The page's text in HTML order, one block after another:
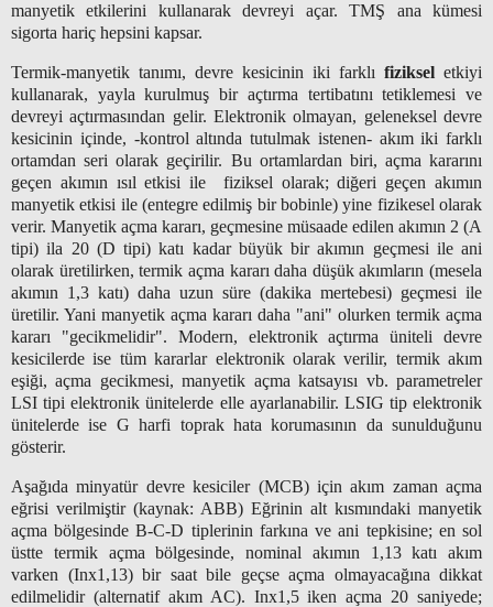
manyetik etkilerini kullanarak devreyi açar. TMŞ ana kümesi
sigorta hariç hepsini kapsar.
Termik-manyetik tanımı, devre kesicinin iki farklı fiziksel etkiyi
kullanarak, yayla kurulmuş bir açtırma tertibatını tetiklemesi ve
devreyi açtırmasından gelir. Elektronik olmayan, geleneksel devre
kesicinin içinde, -kontrol altında tutulmak istenen- akım iki farklı
ortamdan seri olarak geçirilir. Bu ortamlardan biri, açma kararını
geçen akımın ısıl etkisi ile fiziksel olarak; diğeri geçen akımın
manyetik etkisi ile (entegre edilmiş bir bobinle) yine fizikesel olarak
verir. Manyetik açma kararı, geçmesine müsaade edilen akımın 2 (A
tipi) ila 20 (D tipi) katı kadar büyük bir akımın geçmesi ile ani
olarak üretilirken, termik açma kararı daha düşük akımların (mesela
akımın 1,3 katı) daha uzun süre (dakika mertebesi) geçmesi ile
üretilir. Yani manyetik açma kararı daha "ani" olurken termik açma
kararı "gecikmelidir". Modern, elektronik açtırma üniteli devre
kesicilerde ise tüm kararlar elektronik olarak verilir, termik akım
eşiği, açma gecikmesi, manyetik açma katsayısı vb. parametreler
LSI tipi elektronik ünitelerde elle ayarlanabilir. LSIG tip elektronik
ünitelerde ise G harfi toprak hata korumasının da sunulduğunu
gösterir.
Aşağıda minyatür devre kesiciler (MCB) için akım zaman açma
eğrisi verilmiştir (kaynak: ABB) Eğrinin alt kısmındaki manyetik
açma bölgesinde B-C-D tiplerinin farkına ve ani tepkisine; en sol
üstte termik açma bölgesinde, nominal akımın 1,13 katı akım
varken (Inx1,13) bir saat bile geçse açma olmayacağına dikkat
edilmelidir (alternatif akım AC). Inx1,5 iken açma 20 saniyede;